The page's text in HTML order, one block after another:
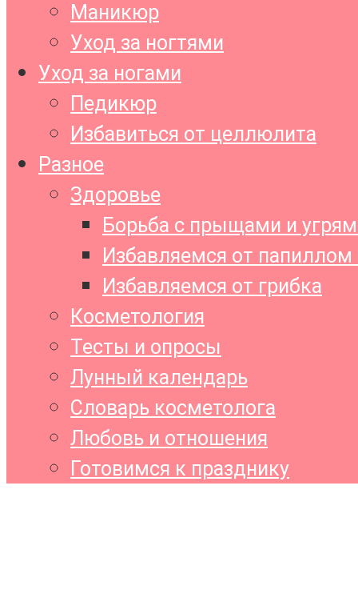
Маникюр
Уход за ногтями
Уход за ногами
Педикюр
Избавиться от целлюлита
Разное
Здоровье
Борьба с прыщами и
Избавляемся от папиллом
Избавляемся от грибка
Косметология
Тесты и опросы
Лунный календарь
Словарь косметолога
Любовь и отношения
Готовимся к празднику